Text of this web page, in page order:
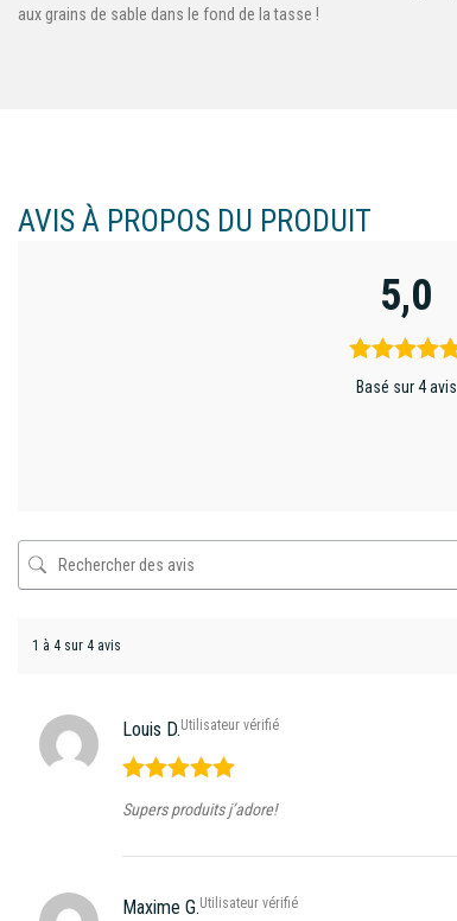
aux grains de sable dans le fond de la tasse !
AVIS À PROPOS DU PRODUIT
5,0
Basé sur 4 avis
1 à 4 sur 4 avis
Louis D.Utilisateur vérifié
Note
sur
5
Supers produits j’adore!
Maxime G.Utilisateur vérifié